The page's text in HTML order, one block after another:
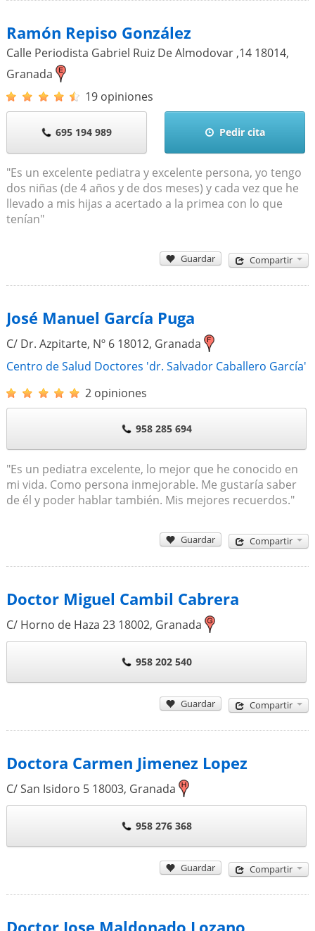
Ramón Repiso González
Calle Periodista Gabriel Ruiz De Almodovar ,14 18014,
Granada
19 opiniones
695 194 989 Pedir cita
"Es un excelente pediatra y excelente persona, yo tengo
dos niñas (de 4 años y de dos meses) y cada vez que he
llevado a mis hijas a acertado a la primea con lo que
tenían"
Guardar Compartir
José Manuel García Puga
C/ Dr. Azpitarte, Nº 6 18012, Granada
Centro de Salud Doctores 'dr. Salvador Caballero García'
2 opiniones
958 285 694
"Es un pediatra excelente, lo mejor que he conocido en
mi vida. Como persona inmejorable. Me gustaría saber
de él y poder hablar también. Mis mejores recuerdos."
Guardar Compartir
Doctor Miguel Cambil Cabrera
C/ Horno de Haza 23 18002, Granada
958 202 540
Guardar Compartir
Doctora Carmen Jimenez Lopez
C/ San Isidoro 5 18003, Granada
958 276 368
Guardar Compartir